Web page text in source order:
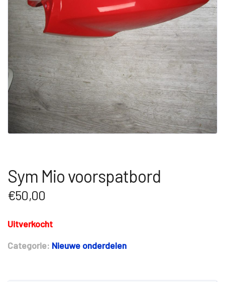
Sym Mio voorspatbord
€50,00
Uitverkocht
Categorie: Nieuwe onderdelen